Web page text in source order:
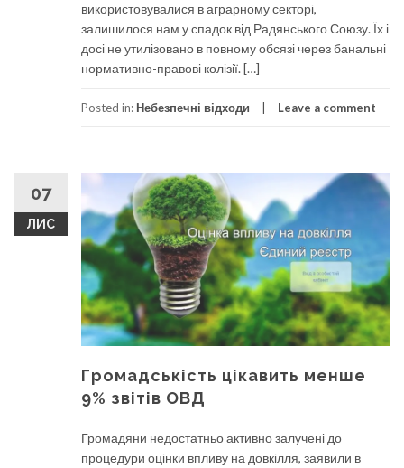
використовувалися в аграрному секторі,
залишилося нам у спадок від Радянського Союзу. Їх і
досі не утилізовано в повному обсязі через банальні
нормативно-правові колізії. […]
Posted in: Небезпечні відходи Leave a comment
07
ЛИС
Громадськість цікавить менше
9% звітів ОВД
Громадяни недостатньо активно залучені до
процедури оцінки впливу на довкілля, заявили в